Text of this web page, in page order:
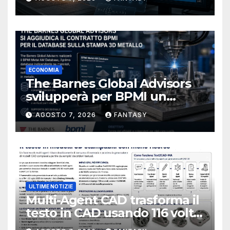
ECONOMIA
The Barnes Global Advisors
svilupperà per BPMI un
database per la stampa 3D
metallica destinata alla filiera
navale statunitense
AGOSTO 7, 2026 FANTASY
ULTIME NOTIZIE
Multi-Agent CAD trasforma il
testo in CAD usando 116 volte
meno token